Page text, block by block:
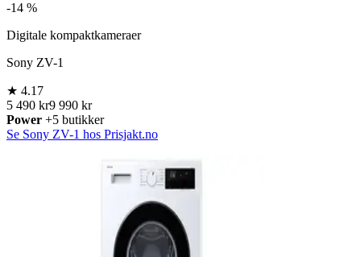
-14 %
Digitale kompaktkameraer
Sony ZV-1
★ 4.17
5 490 kr9 990 kr
Power +5 butikker
Se Sony ZV-1 hos Prisjakt.no